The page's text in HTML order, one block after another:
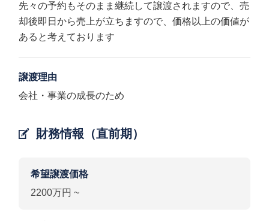
先々の予約もそのまま継続して譲渡されますので、売
却後即日から売上が立ちますので、価格以上の価値が
あると考えております
譲渡理由
会社・事業の成長のため
財務情報（直前期）
希望譲渡価格
2200万円 ~